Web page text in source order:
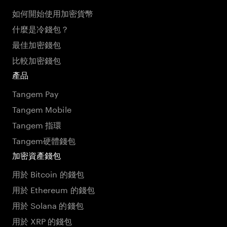
如何開始使用加密貨幣
什麼是冷錢包？
最佳加密錢包
比較加密錢包
產品
Tangem Pay
Tangem Mobile
Tangem 指環
Tangem硬體錢包
加密資產錢包
用於 Bitcoin 的錢包
用於 Ethereum 的錢包
用於 Solana 的錢包
用於 XRP 的錢包